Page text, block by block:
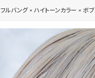
フルバング × ハイトーンカラー × ボブ